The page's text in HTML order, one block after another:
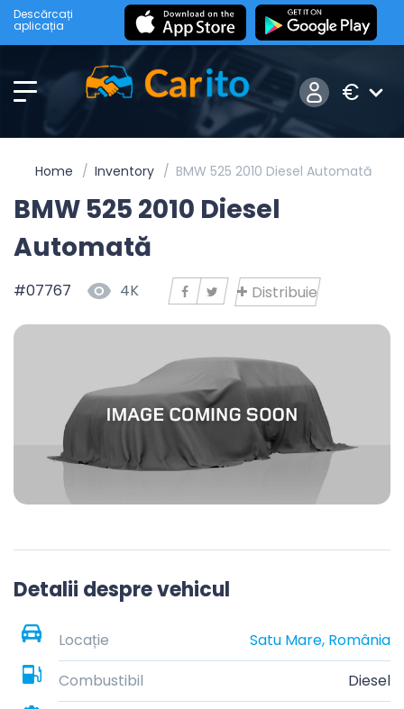
Descărcați
aplicația
€
Home Inventory BMW 525 2010 Diesel Automată
BMW 525 2010 Diesel
Automată
#07767 4K Distribuie
Detalii despre vehicul
Locație
Satu Mare, România
Combustibil
Diesel